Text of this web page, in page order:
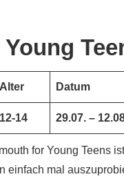
Alter Datum
12-14 29.07. –
for Young Teens
einfach mal